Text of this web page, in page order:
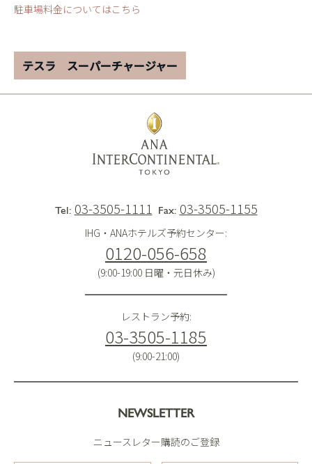
駐車場料金についてはこちら
テスラ スーパーチャージャー
Tel: 03-3505-1111 Fax: 03-3505-1155
IHG・ANAホテルズ予約センター:
0120-056-658
(9:00-19:00 日曜・元日休み)
レストラン予約:
03-3505-1185
(9:00-21:00)
NEWSLETTER
ニュースレター購読のご登録